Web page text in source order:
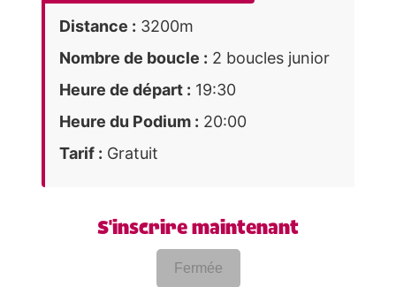
Distance : 3200m
Nombre de boucle : 2 boucles junior
Heure de départ : 19:30
Heure du Podium : 20:00
Tarif : Gratuit
S'inscrire maintenant
Fermée